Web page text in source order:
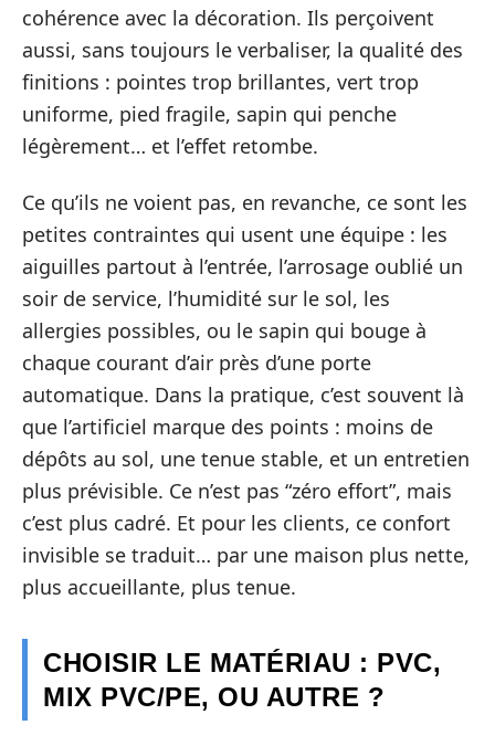
cohérence avec la décoration. Ils perçoivent
aussi, sans toujours le verbaliser, la qualité des
finitions : pointes trop brillantes, vert trop
uniforme, pied fragile, sapin qui penche
légèrement… et l’effet retombe.
Ce qu’ils ne voient pas, en revanche, ce sont les
petites contraintes qui usent une équipe : les
aiguilles partout à l’entrée, l’arrosage oublié un
soir de service, l’humidité sur le sol, les
allergies possibles, ou le sapin qui bouge à
chaque courant d’air près d’une porte
automatique. Dans la pratique, c’est souvent là
que l’artificiel marque des points : moins de
dépôts au sol, une tenue stable, et un entretien
plus prévisible. Ce n’est pas “zéro effort”, mais
c’est plus cadré. Et pour les clients, ce confort
invisible se traduit… par une maison plus nette,
plus accueillante, plus tenue.
CHOISIR LE MATÉRIAU : PVC,
MIX PVC/PE, OU AUTRE ?